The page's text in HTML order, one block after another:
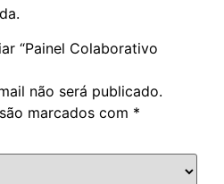
“Painel Colaborativo
não será publicado.
marcados com *